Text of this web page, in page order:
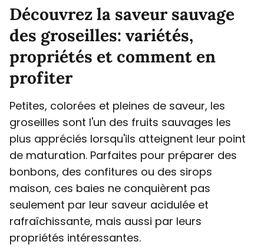
Découvrez la saveur sauvage
des groseilles: variétés,
propriétés et comment en
profiter
Petites, colorées et pleines de saveur, les
groseilles sont l'un des fruits sauvages les
plus appréciés lorsqu'ils atteignent leur point
de maturation. Parfaites pour préparer des
bonbons, des confitures ou des sirops
maison, ces baies ne conquièrent pas
seulement par leur saveur acidulée et
rafraîchissante, mais aussi par leurs
propriétés intéressantes.